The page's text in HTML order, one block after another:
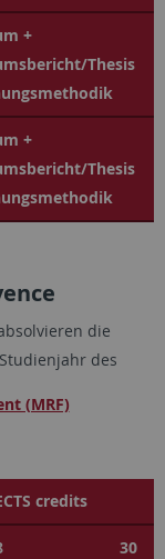
+
Thesis
+
Thesis
die
des
(MRF)
credits
30